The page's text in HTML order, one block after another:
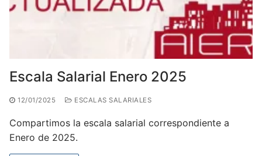
Escala Salarial Enero 2025
12/01/2025 ESCALAS SALARIALES
Compartimos la escala salarial correspondiente a
Enero de 2025.